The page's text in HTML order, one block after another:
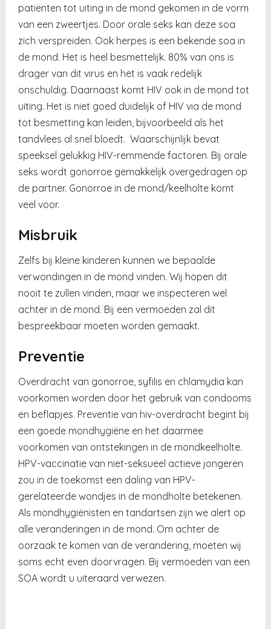
patiënten tot uiting in de mond gekomen in de vorm
van een zweertjes. Door orale seks kan deze soa
zich verspreiden. Ook herpes is een bekende soa in
de mond. Het is heel besmettelijk. 80% van ons is
drager van dit virus en het is vaak redelijk
onschuldig. Daarnaast komt HIV ook in de mond tot
uiting. Het is niet goed duidelijk of HIV via de mond
tot besmetting kan leiden, bijvoorbeeld als het
tandvlees al snel bloedt. Waarschijnlijk bevat
speeksel gelukkig HIV-remmende factoren. Bij orale
seks wordt gonorroe gemakkelijk overgedragen op
de partner. Gonorroe in de mond/keelholte komt
veel voor.
Misbruik
Zelfs bij kleine kinderen kunnen we bepaalde
verwondingen in de mond vinden. Wij hopen dit
nooit te zullen vinden, maar we inspecteren wel
achter in de mond. Bij een vermoeden zal dit
bespreekbaar moeten worden gemaakt.
Preventie
Overdracht van gonorroe, syfilis en chlamydia kan
voorkomen worden door het gebruik van condooms
en beflapjes. Preventie van hiv-overdracht begint bij
een goede mondhygiëne en het daarmee
voorkomen van ontstekingen in de mondkeelholte.
HPV-vaccinatie van niet-seksueel actieve jongeren
zou in de toekomst een daling van HPV-
gerelateerde wondjes in de mondholte betekenen.
Als mondhygiënisten en tandartsen zijn we alert op
alle veranderingen in de mond. Om achter de
oorzaak te komen van de verandering, moeten wij
soms echt even doorvragen. Bij vermoeden van een
SOA wordt u uiteraard verwezen.